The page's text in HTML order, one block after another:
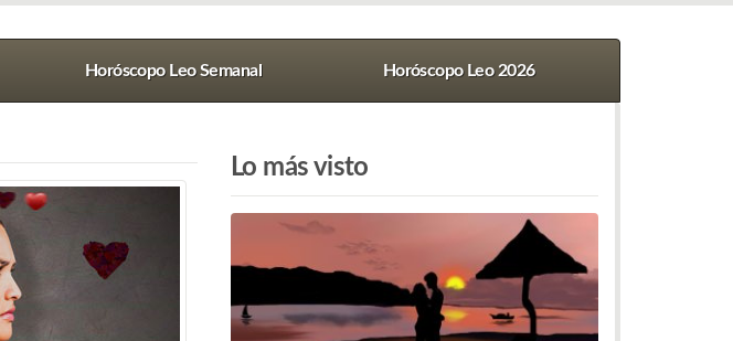
Horóscopo Leo Semanal Horóscopo Leo 2026
Lo más visto